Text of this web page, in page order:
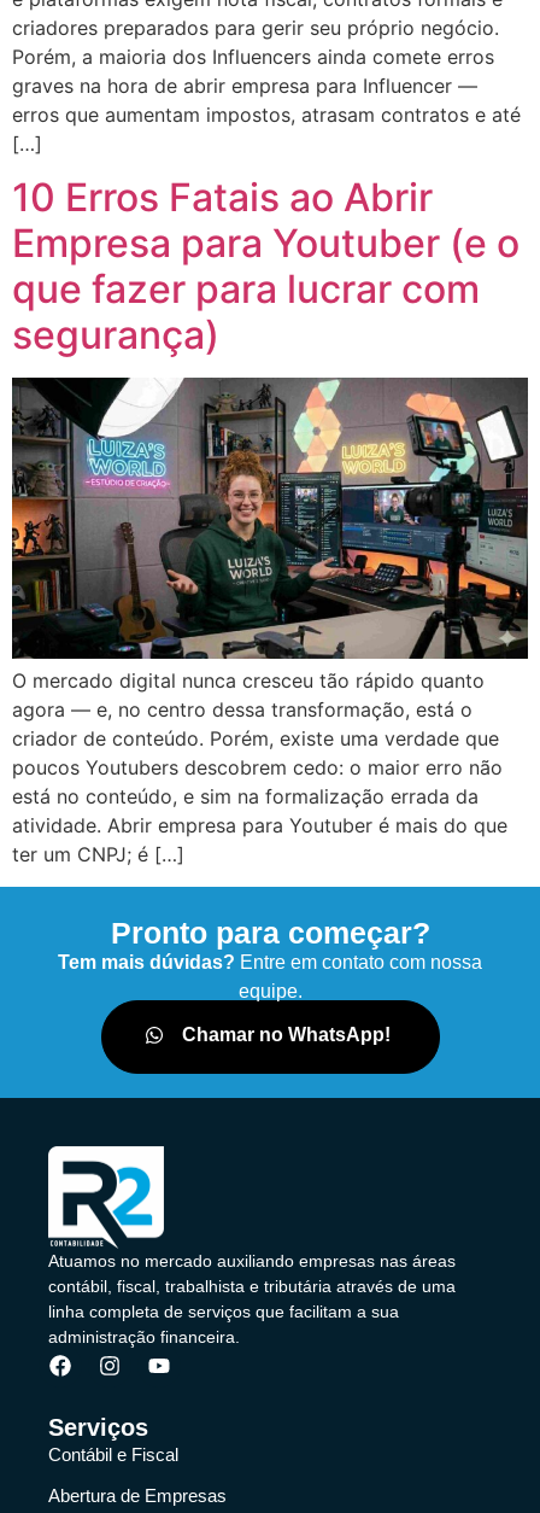
criadores preparados para gerir seu próprio negócio.
Porém, a maioria dos Influencers ainda comete erros
graves na hora de abrir empresa para Influencer —
erros que aumentam impostos, atrasam contratos e até
[…]
10 Erros Fatais ao Abrir
Empresa para Youtuber (e o
que fazer para lucrar com
segurança)
O mercado digital nunca cresceu tão rápido quanto
agora — e, no centro dessa transformação, está o
criador de conteúdo. Porém, existe uma verdade que
poucos Youtubers descobrem cedo: o maior erro não
está no conteúdo, e sim na formalização errada da
atividade. Abrir empresa para Youtuber é mais do que
ter um CNPJ; é […]
Pronto para começar?
Tem mais dúvidas? Entre em contato com nossa
equipe.
Chamar no WhatsApp!
Atuamos no mercado auxiliando empresas nas áreas
contábil, fiscal, trabalhista e tributária através de uma
linha completa de serviços que facilitam a sua
administração financeira.
Serviços
Contábil e Fiscal
Abertura de Empresas